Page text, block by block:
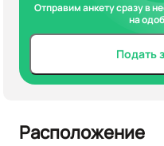
Отправим анкету сразу в
на
Подать
Расположение